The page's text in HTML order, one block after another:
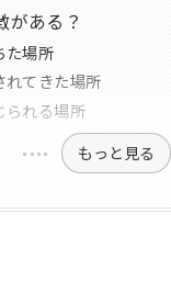
がある？
た場所
れてきた場所
られる場所
もっと見る